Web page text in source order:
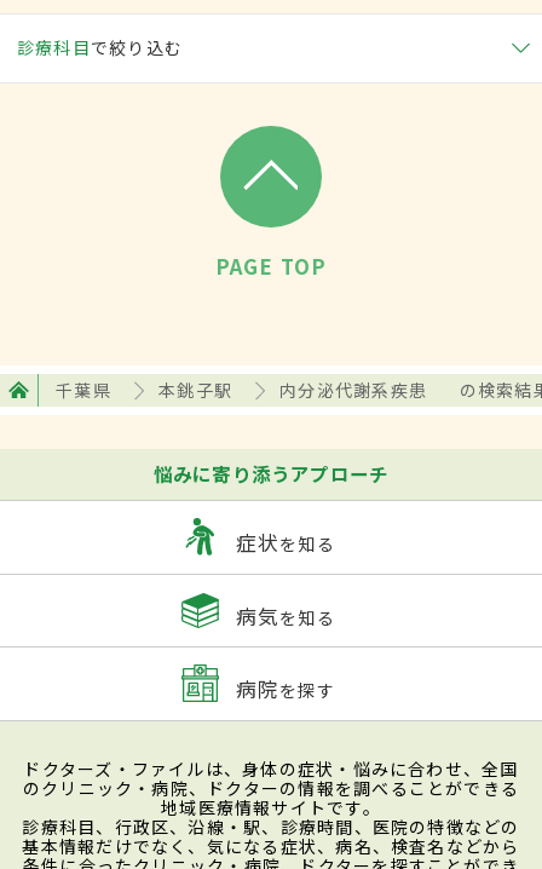
診療科目で絞り込む
PAGE TOP
千葉県 本銚子駅 内分泌代謝系疾患 の検索結
悩みに寄り添うアプローチ
症状を知る
病気を知る
病院を探す
ドクターズ・ファイルは、身体の症状・悩みに合わせ、全国
のクリニック・病院、ドクターの情報を調べることができる
地域医療情報サイトです。
診療科目、行政区、沿線・駅、診療時間、医院の特徴などの
基本情報だけでなく、気になる症状、病名、検査名などから